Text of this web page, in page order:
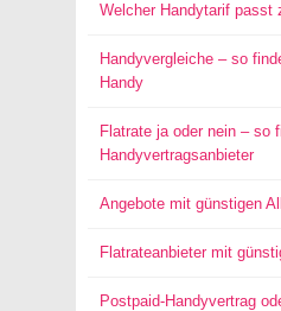
Welcher Handytarif passt
Handyvergleiche – so
Handy
Flatrate ja oder nein – so
Handyvertragsanbieter
Angebote mit günstigen
Flatrateanbieter mit
Postpaid-Handyvertrag